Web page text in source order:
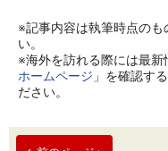
※記事内容は執筆時点のも
い。
※海外を訪れる際には最新
ホームページ 」を確認す
ださい。